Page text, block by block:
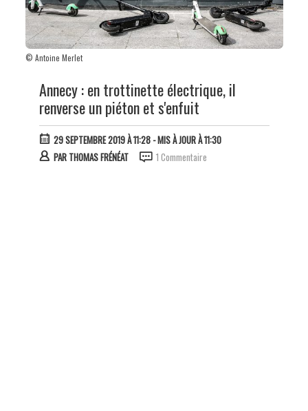
© Antoine Merlet
Annecy : en trottinette électrique, il
renverse un piéton et s'enfuit
29 SEPTEMBRE 2019 À 11:28- MIS À JOUR À 11:30
PAR THOMAS FRÉNÉAT 1 Commentaire